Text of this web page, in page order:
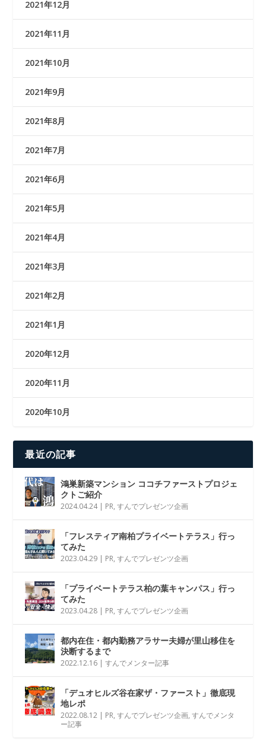
2021年12月
2021年11月
2021年10月
2021年9月
2021年8月
2021年7月
2021年6月
2021年5月
2021年4月
2021年3月
2021年2月
2021年1月
2020年12月
2020年11月
2020年10月
最近の記事
鴻巣新築マンション ココチファーストプロジェ
クトご紹介
2024.04.24| PR,すんでプレゼンツ企画
「フレスティア南柏プライベートテラス」行っ
てみた
2023.04.29 | PR,すんでプレゼンツ企画
「プライベートテラス柏の葉キャンパス」行っ
てみた
2023.04.28 | PR,すんでプレゼンツ企画
都内在住・都内勤務アラサー夫婦が里山移住を
決断するまで
2022.12.16 |すんでメンター記事
「デュオヒルズ谷在家ザ・ファースト」徹底現
地レポ
2022.08.12 | PR,すんでプレゼンツ企画,すんでメンタ
ー記事